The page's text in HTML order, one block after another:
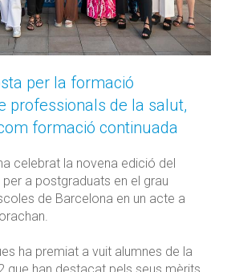
per la formació
professionals de la salut,
formació continuada
celebrat la novena edició del
per a postgraduats en el grau
de Barcelona en un acte a
ha premiat a vuit alumnes de la